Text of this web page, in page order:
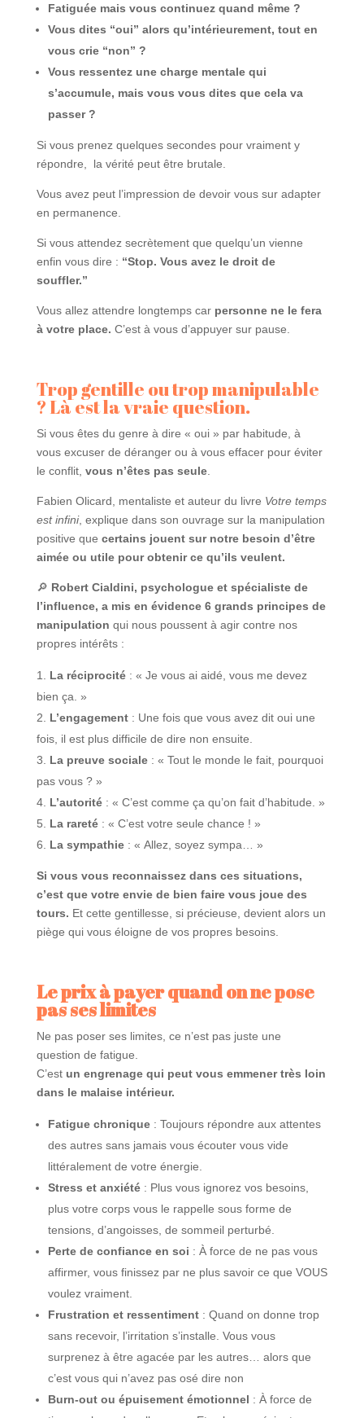
Fatiguée mais vous continuez quand même ?
Vous dites “oui” alors qu’intérieurement, tout en
vous crie “non” ?
Vous ressentez une charge mentale qui
s’accumule, mais vous vous dites que cela va
passer ?
Si vous prenez quelques secondes pour vraiment y
répondre, la vérité peut être brutale.
Vous avez peut l’impression de devoir vous sur adapter
en permanence.
Si vous attendez secrètement que quelqu’un vienne
enfin vous dire : “Stop. Vous avez le droit de
souffler.”
Vous allez attendre longtemps car personne ne le fera
à votre place. C’est à vous d’appuyer sur pause.
Trop gentille ou trop manipulable
? Là est la vraie question.
Si vous êtes du genre à dire « oui » par habitude, à
vous excuser de déranger ou à vous effacer pour éviter
le conflit, vous n’êtes pas seule.
Fabien Olicard, mentaliste et auteur du livre Votre temps
est infini, explique dans son ouvrage sur la manipulation
positive que certains jouent sur notre besoin d’être
aimée ou utile pour obtenir ce qu’ils veulent.
🔎 Robert Cialdini, psychologue et spécialiste de
l’influence, a mis en évidence 6 grands principes de
manipulation qui nous poussent à agir contre nos
propres intérêts :
La réciprocité: « Je vous ai aidé, vous me devez
bien ça. »
L’engagement: Une fois que vous avez dit oui une
fois, il est plus difficile de dire non ensuite.
La preuve sociale: « Tout le monde le fait, pourquoi
pas vous ? »
L’autorité: « C’est comme ça qu’on fait d’habitude. »
La rareté: « C’est votre seule chance ! »
La sympathie: « Allez, soyez sympa… »
Si vous vous reconnaissez dans ces situations,
c’est que votre envie de bien faire vous joue des
tours. Et cette gentillesse, si précieuse, devient alors un
piège qui vous éloigne de vos propres besoins.
Le prix à payer quand on ne pose
pas ses limites
Ne pas poser ses limites, ce n’est pas juste une
question de fatigue.
C’est un engrenage qui peut vous emmener très loin
dans le malaise intérieur.
Fatigue chronique: Toujours répondre aux attentes
des autres sans jamais vous écouter vous vide
littéralement de votre énergie.
Stress et anxiété: Plus vous ignorez vos besoins,
plus votre corps vous le rappelle sous forme de
tensions, d’angoisses, de sommeil perturbé.
Perte de confiance en soi : À force de ne pas vous
affirmer, vous finissez par ne plus savoir ce que VOUS
voulez vraiment.
Frustration et ressentiment: Quand on donne trop
sans recevoir, l’irritation s’installe. Vous vous
surprenez à être agacée par les autres… alors que
c’est vous qui n’avez pas osé dire non
Burn-out ou épuisement émotionnel : À force de